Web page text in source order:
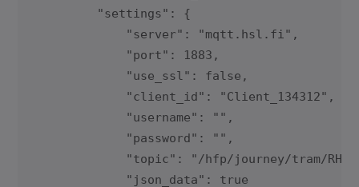
"settings": {
"server": "mqtt.hsl.fi",
"port": 1883,
"use_ssl": false,
"client_id": "Client_134312",
"username": "",
"password": "",
"topic": "/hfp/journey/tram/
"json_data": true